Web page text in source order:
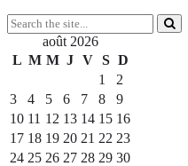
août 2026
L M M J V S D
1
2
3
4 5 6 7 8
9
10 11 12 13 14 15 16
17 18 19 20 21 22 23
24 25 26 27 28 29 30